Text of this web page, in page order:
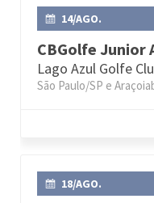
14/AGO.
CBGolfe Junior
Lago Azul Golfe
São Paulo/SP e
18/AGO.